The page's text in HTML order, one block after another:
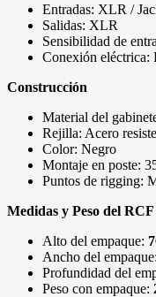
Entradas: XLR /
Salidas: XLR
Sensibilidad de
Conexión
Construcción
Material del
Rejilla: Acero
Color: Negro
Montaje en poste:
Puntos de rigging:
Medidas y Peso del
Alto del empaque:
Ancho del empaque:
Profundidad del
Peso con empaque: